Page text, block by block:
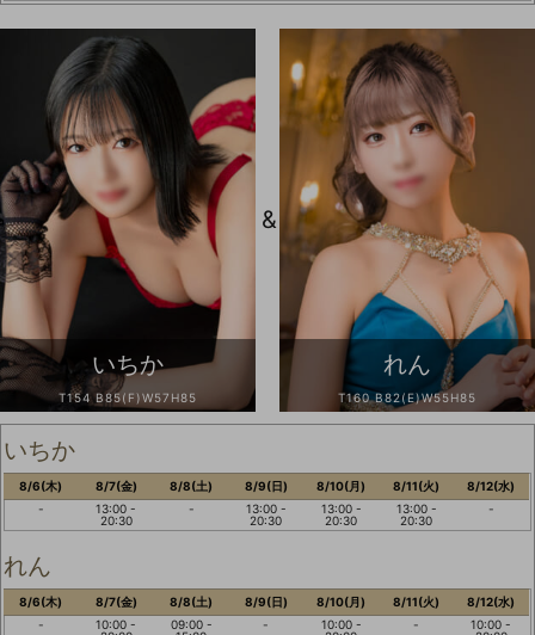
いちか
T154 B85(F)W57H85
&
れん
T160 B82(E)W55H85
いちか
8/6(木)
-
8/7(金)
13:00 -
20:30
8/8(土)
-
8/9(日)
13:00 -
20:30
8/10(月)
13:00 -
20:30
8/11(火)
13:00 -
20:30
8/12(水)
-
れん
8/6(木)
-
8/7(金)
10:00 -
8/8(土)
09:00 -
8/9(日)
-
8/10(月)
10:00 -
8/11(火)
-
8/12(水)
10:00 -